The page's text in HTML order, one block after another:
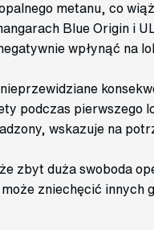
metanu, co
Blue Origin i
wpłynąć na
podczas pierwszego
wskazuje na
zbyt duża swoboda
zniechęcić innych